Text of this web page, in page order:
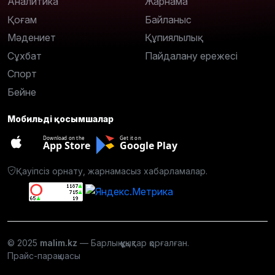
Қоғам
Мәдениет
Сұхбат
Спорт
Бейне
Байланыс
Құпиялылық
Пайдалану ережесі
Мобильді қосымшалар
Download on the
App Store
Get it on
Google Play
Қауіпсіз орнату, жарнамасыз хабарламалар.
© 2025 malim.kz — Барлық құқықтар қорғалған.
Прайс-парақшасы